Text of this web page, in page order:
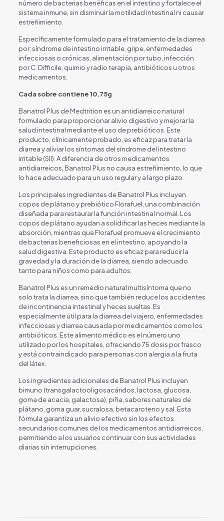
número de bacterias benéficas en el intestino y fortalece el
sistema inmune, sin disminuir la motilidad intestinal ni causar
estreñimiento.
Específicamente formulado para el tratamiento de la diarrea
por: síndrome de intestino irritable, gripe, enfermedades
infecciosas o crónicas, alimentación por tubo, infección
por C. Difficile, quimio y radio terapia, antibióticos u otros
medicamentos.
Cada sobre contiene 10.75g
Banatrol Plus de Medtrition es un antidiarreico natural
formulado para proporcionar alivio digestivo y mejorar la
salud intestinal mediante el uso de prebióticos. Este
producto, clínicamente probado, es eficaz para tratar la
diarrea y aliviar los síntomas del síndrome del intestino
irritable (SII). A diferencia de otros medicamentos
antidiarreicos, Banatrol Plus no causa estreñimiento, lo que
lo hace adecuado para un uso regular y a largo plazo.
Los principales ingredientes de Banatrol Plus incluyen
copos de plátano y prebiótico Florafuel, una combinación
diseñada para restaurar la función intestinal normal. Los
copos de plátano ayudan a solidificar las heces mediante la
absorción, mientras que Florafuel promueve el crecimiento
de bacterias beneficiosas en el intestino, apoyando la
salud digestiva. Este producto es eficaz para reducir la
gravedad y la duración de la diarrea, siendo adecuado
tanto para niños como para adultos.
Banatrol Plus es un remedio natural multisíntoma que no
solo trata la diarrea, sino que también reduce los accidentes
de incontinencia intestinal y heces sueltas. Es
especialmente útil para la diarrea del viajero, enfermedades
infecciosas y diarrea causada por medicamentos como los
antibióticos. Este alimento médico es el número uno
utilizado por los hospitales, ofreciendo 75 dosis por frasco
y está contraindicado para personas con alergia a la fruta
del látex.
Los ingredientes adicionales de Banatrol Plus incluyen
bimuno (transgalactooligosacáridos, lactosa, glucosa,
goma de acacia, galactosa), piña, sabores naturales de
plátano, goma guar, sucralosa, betacaroteno y sal. Esta
fórmula garantiza un alivio efectivo sin los efectos
secundarios comunes de los medicamentos antidiarreicos,
permitiendo a los usuarios continuar con sus actividades
diarias sin interrupciones.